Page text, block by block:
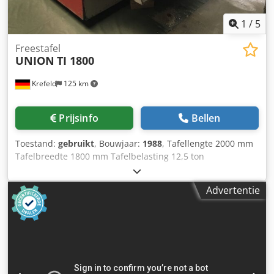
transportmotor - Nieuw lakwerk De kottertafel/draaitafel
kan worden gedemonstreerd onder stroom. Bekijk onze 1 / 5
Krefeld 125 km
Freestafel
UNION TI 1800
Prijsinfo Bellen
Toestand: gebruikt, Bouwjaar: 1988, Tafellengte 2000 mm
Tafelbreedte 1800 mm Tafelbelasting 12,5 ton
Tafelbeweging in lengterichting 1.250 mm Tafel 360
graden draaibaar Tafelpositionering 4 x 90 ° Codpfstv H
Txox Aiijrf Aanzet - in lengterichting 0,63 - 2.000 mm/min
Totaal benodigd vermogen 4 kW Machinegewicht ca. 7,6
ton
Advertentie